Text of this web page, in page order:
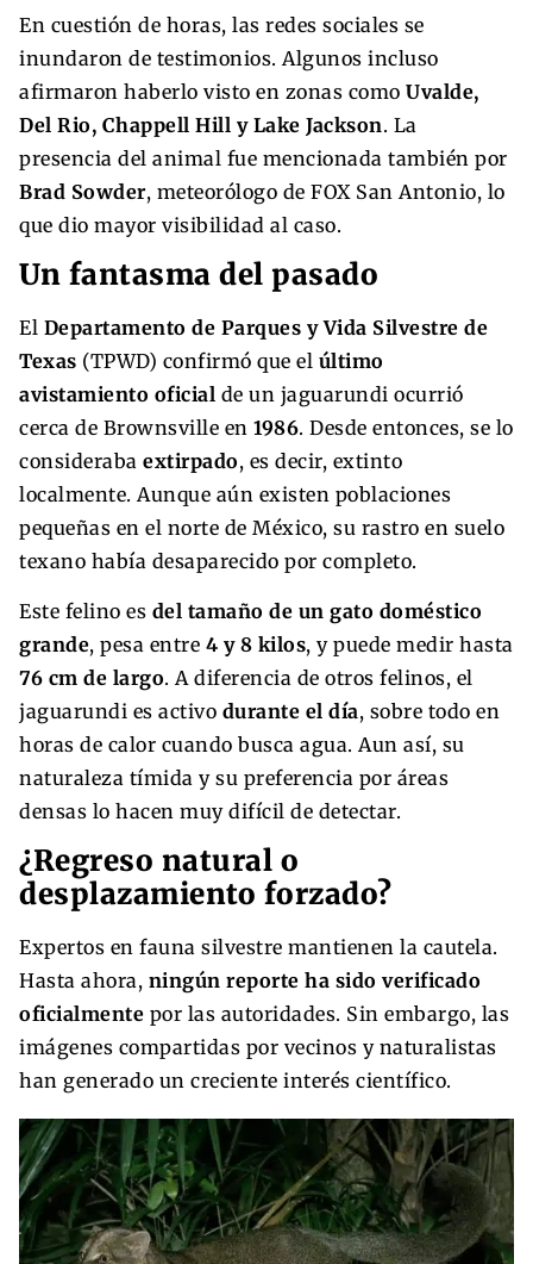
En cuestión de horas, las redes sociales se
inundaron de testimonios. Algunos incluso
afirmaron haberlo visto en zonas como Uvalde,
Del Rio, Chappell Hill y Lake Jackson. La
presencia del animal fue mencionada también por
Brad Sowder, meteorólogo de FOX San Antonio, lo
que dio mayor visibilidad al caso.
Un fantasma del pasado
El Departamento de Parques y Vida Silvestre de
Texas (TPWD) confirmó que el último
avistamiento oficial de un jaguarundi ocurrió
cerca de Brownsville en 1986. Desde entonces, se lo
consideraba extirpado, es decir, extinto
localmente. Aunque aún existen poblaciones
pequeñas en el norte de México, su rastro en suelo
texano había desaparecido por completo.
Este felino es del tamaño de un gato doméstico
grande, pesa entre 4 y 8 kilos, y puede medir hasta
76 cm de largo. A diferencia de otros felinos, el
jaguarundi es activo durante el día, sobre todo en
horas de calor cuando busca agua. Aun así, su
naturaleza tímida y su preferencia por áreas
densas lo hacen muy difícil de detectar.
¿Regreso natural o
desplazamiento forzado?
Expertos en fauna silvestre mantienen la cautela.
Hasta ahora, ningún reporte ha sido verificado
oficialmente por las autoridades. Sin embargo, las
imágenes compartidas por vecinos y naturalistas
han generado un creciente interés científico.